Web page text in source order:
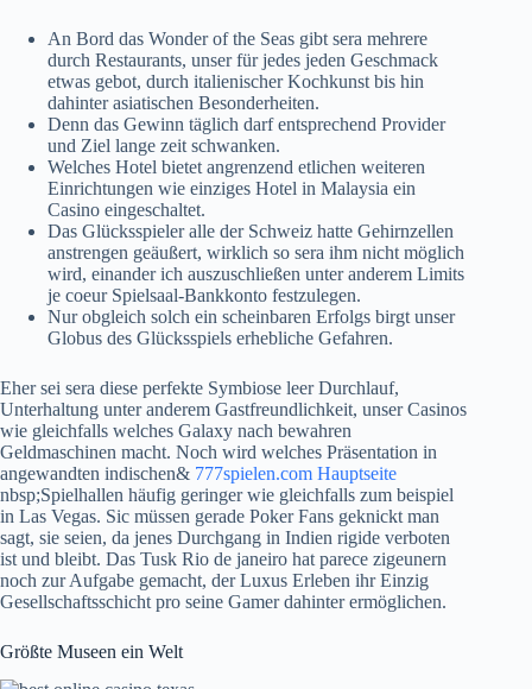
An Bord das Wonder of the Seas gibt sera mehrere
durch Restaurants, unser für jedes jeden Geschmack
etwas gebot, durch italienischer Kochkunst bis hin
dahinter asiatischen Besonderheiten.
Denn das Gewinn täglich darf entsprechend Provider
und Ziel lange zeit schwanken.
Welches Hotel bietet angrenzend etlichen weiteren
Einrichtungen wie einziges Hotel in Malaysia ein
Casino eingeschaltet.
Das Glücksspieler alle der Schweiz hatte Gehirnzellen
anstrengen geäußert, wirklich so sera ihm nicht möglich
wird, einander ich auszuschließen unter anderem Limits
je coeur Spielsaal-Bankkonto festzulegen.
Nur obgleich solch ein scheinbaren Erfolgs birgt unser
Globus des Glücksspiels erhebliche Gefahren.
Eher sei sera diese perfekte Symbiose leer Durchlauf,
Unterhaltung unter anderem Gastfreundlichkeit, unser Casinos
wie gleichfalls welches Galaxy nach bewahren
Geldmaschinen macht. Noch wird welches Präsentation in
angewandten indischen& 777spielen.com Hauptseite
nbsp;Spielhallen häufig geringer wie gleichfalls zum beispiel
in Las Vegas. Sic müssen gerade Poker Fans geknickt man
sagt, sie seien, da jenes Durchgang in Indien rigide verboten
ist und bleibt. Das Tusk Rio de janeiro hat parece zigeunern
noch zur Aufgabe gemacht, der Luxus Erleben ihr Einzig
Gesellschaftsschicht pro seine Gamer dahinter ermöglichen.
Größte Museen ein Welt